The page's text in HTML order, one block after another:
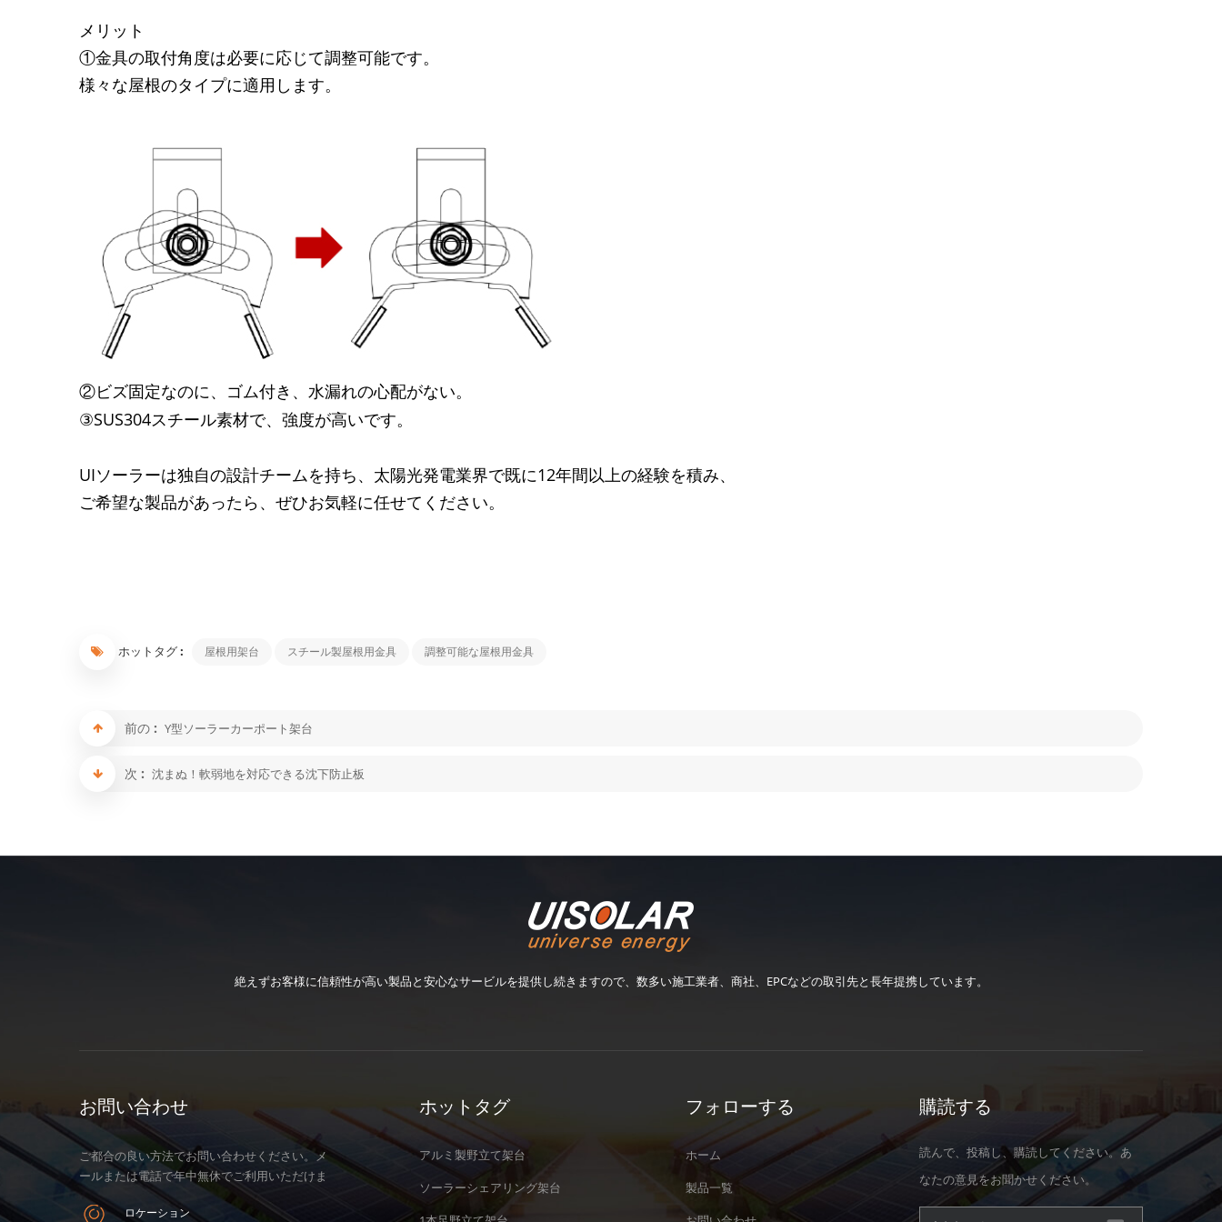
メリット
①金具の取付角度は必要に応じて調整可能です。
様々な屋根のタイプに適用します。
②ビズ固定なのに、ゴム付き、水漏れの心配がない。
③SUS304スチール素材で、強度が高いです。
UIソーラーは独自の設計チームを持ち、太陽光発電業界で既に 12年間以上の経験を積み、
ご希望な製品があったら、ぜひお気軽に任せてください。
ホットタグ : 屋根用架台 スチール製屋根用金具 調整可能な屋根用金具
前の : Y型ソーラーカーポート架台
次 : 沈まぬ！軟弱地を対応できる沈下防止板
絶えずお客様に信頼性が高い製品と安心なサービルを提供し続きますので、数多い施工業者、商社、EPCなどの取引先と長年提携しています。
お問い合わせ
ご都合の良い方法でお問い合わせください。メ
ールまたは電話で年中無休でご利用いただけま
す。
ロケーション
ホットタグ
アルミ製野立て架台
ソーラーシェアリング架台
フォローする
ホーム
製品一覧
購読する
読んで、投稿し、購読してください。あ
なたの意見をお聞かせください。